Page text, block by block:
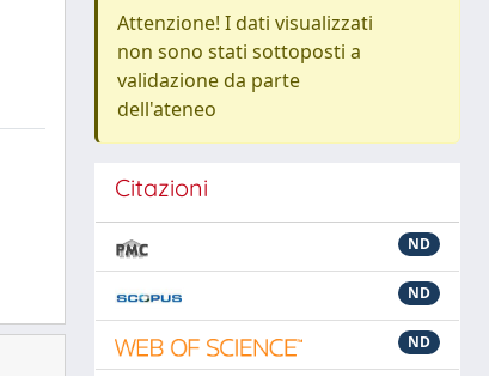
Attenzione! I dati visualizzati
non sono stati sottoposti a
validazione da parte
dell'ateneo
Citazioni
ND
ND
ND